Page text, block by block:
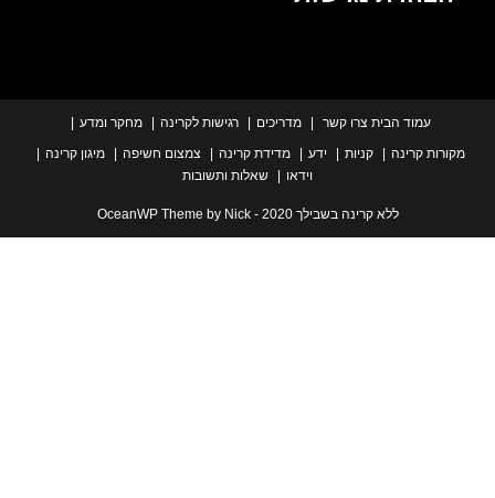
עמוד הבית צרו קשר מדריכים רגישות לקרינה
מחקר ומדע
קרינה
קניות ידע מדידת קרינה צמצום חשיפה
מיגון קרינה
שאלות ותשובות
ללא קרינה בשבילך 2020 - OceanWP Theme by Nick